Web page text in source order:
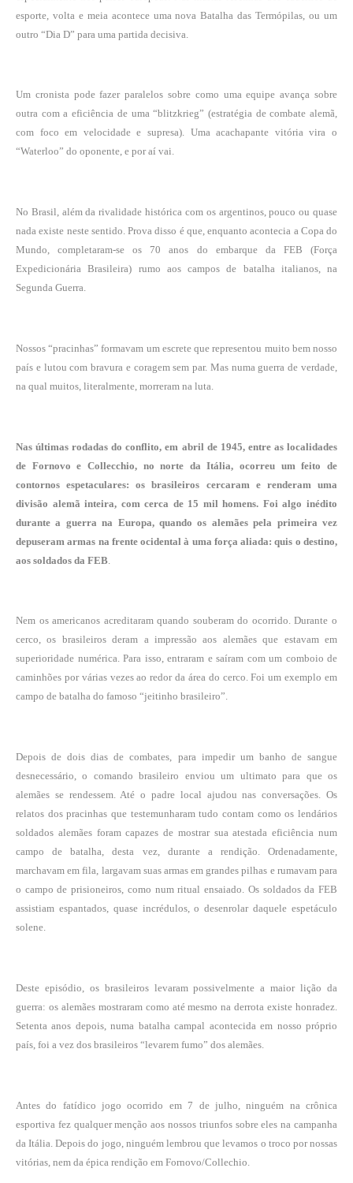
esporte, volta e meia acontece uma nova Batalha das Termópilas, ou um
outro “Dia D” para uma partida decisiva.
Um cronista pode fazer paralelos sobre como uma equipe avança sobre
outra com a eficiência de uma “blitzkrieg” (estratégia de combate alemã,
com foco em velocidade e supresa). Uma acachapante vitória vira o
“Waterloo” do oponente, e por aí vai.
No Brasil, além da rivalidade histórica com os argentinos, pouco ou quase
nada existe neste sentido. Prova disso é que, enquanto acontecia a Copa do
Mundo, completaram-se os 70 anos do embarque da FEB (Força
Expedicionária Brasileira) rumo aos campos de batalha italianos, na
Segunda Guerra.
Nossos “pracinhas” formavam um escrete que representou muito bem nosso
país e lutou com bravura e coragem sem par. Mas numa guerra de verdade,
na qual muitos, literalmente, morreram na luta.
Nas últimas rodadas do conflito, em abril de 1945, entre as localidades
de Fornovo e Collecchio, no norte da Itália, ocorreu um feito de
contornos espetaculares: os brasileiros cercaram e renderam uma
divisão alemã inteira, com cerca de 15 mil homens. Foi algo inédito
durante a guerra na Europa, quando os alemães pela primeira vez
depuseram armas na frente ocidental à uma força aliada: quis o destino,
aos soldados da FEB
Nem os americanos acreditaram quando souberam do ocorrido. Durante o
cerco, os brasileiros deram a impressão aos alemães que estavam em
superioridade numérica. Para isso, entraram e saíram com um comboio de
caminhões por várias vezes ao redor da área do cerco. Foi um exemplo em
campo de batalha do famoso “jeitinho brasileiro”.
Depois de dois dias de combates, para impedir um banho de sangue
desnecessário, o comando brasileiro enviou um ultimato para que os
alemães se rendessem. Até o padre local ajudou nas conversações. Os
relatos dos pracinhas que testemunharam tudo contam como os lendários
soldados alemães foram capazes de mostrar sua atestada eficiência num
campo de batalha, desta vez, durante a rendição. Ordenadamente,
marchavam em fila, largavam suas armas em grandes pilhas e rumavam para
o campo de prisioneiros, como num ritual ensaiado. Os soldados da FEB
assistiam espantados, quase incrédulos, o desenrolar daquele espetáculo
solene.
Deste episódio, os brasileiros levaram possivelmente a maior lição da
guerra: os alemães mostraram como até mesmo na derrota existe honradez.
Setenta anos depois, numa batalha campal acontecida em nosso próprio
país, foi a vez dos brasileiros “levarem fumo” dos alemães.
Antes do fatídico jogo ocorrido em 7 de julho, ninguém na crônica
esportiva fez qualquer menção aos nossos triunfos sobre eles na campanha
da Itália. Depois do jogo, ninguém lembrou que levamos o troco por nossas
vitórias, nem da épica rendição em Fornovo/Collechio.